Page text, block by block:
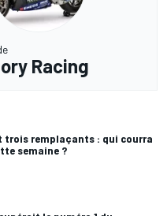
Racing
trois remplaçants : qui courra
semaine ?